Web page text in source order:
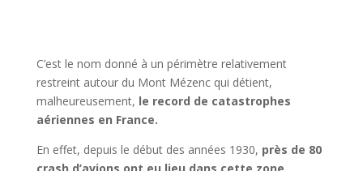
C’est le nom donné à un périmètre relativement
restreint autour du Mont Mézenc qui détient,
malheureusement, le record de catastrophes
aériennes en France.
En effet, depuis le début des années 1930, près de 80